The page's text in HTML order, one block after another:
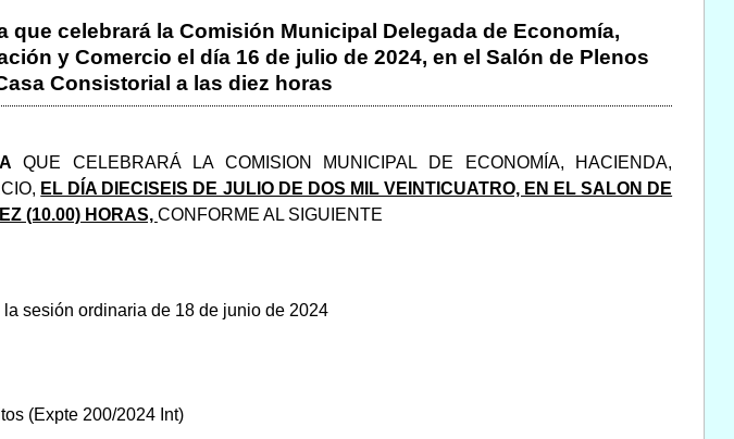
que celebrará la Comisión Municipal Delegada de Economía,
y Comercio el día 16 de julio de 2024, en el Salón de Plenos
Consistorial a las diez horas
QUE CELEBRARÁ LA COMISION MUNICIPAL DE ECONOMÍA, HACIENDA,
EL DÍA DIECISEIS DE JULIO DE DOS MIL VEINTICUATRO, EN EL SALON DE
(10.00) HORAS, CONFORME AL SIGUIENTE
sesión ordinaria de 18 de junio de 2024
(Expte 200/2024 Int)